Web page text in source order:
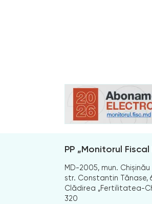
PP „Monitorul Fiscal
MD-2005, mun. Chișinău
str. Constantin Tănase,
Clădirea „Fertilitatea-
320